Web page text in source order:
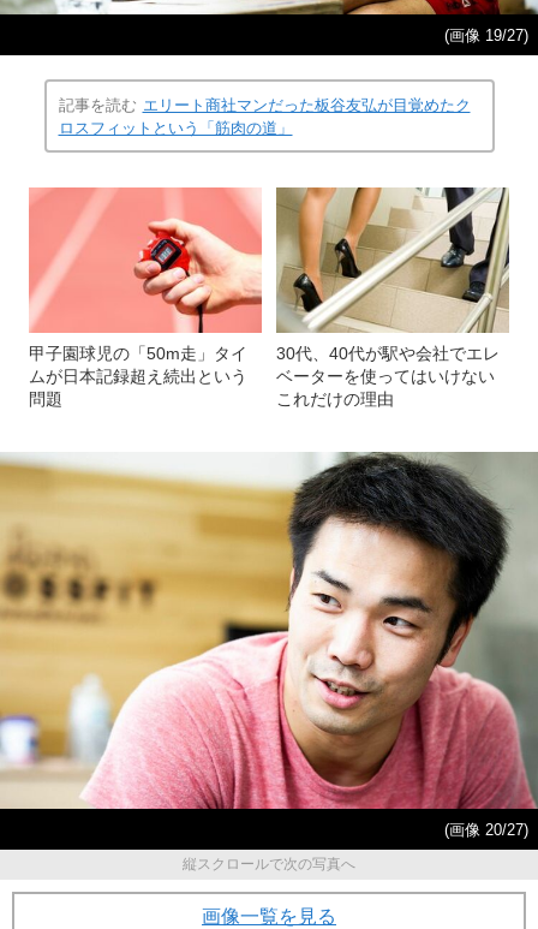
(画像 19/27)
記事を読む エリート商社マンだった板谷友弘が目覚めたク
ロスフィットという「筋肉の道」
甲子園球児の「50m走」タイ
ムが日本記録超え続出という
問題
30代、40代が駅や会社でエレ
ベーターを使ってはいけない
これだけの理由
(画像 20/27)
縦スクロールで次の写真へ
画像一覧を見る